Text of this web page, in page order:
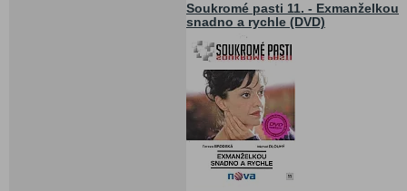
Soukromé pasti 11. - Exmanželkou
snadno a rychle (DVD)